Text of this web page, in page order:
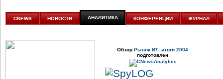
аналитике
CNEWS НОВОСТИ АНАЛИТИКА КОНФЕРЕНЦИИ ЖУРНАЛ
Обзор Рынок ИТ: итоги 2004
подготовлен